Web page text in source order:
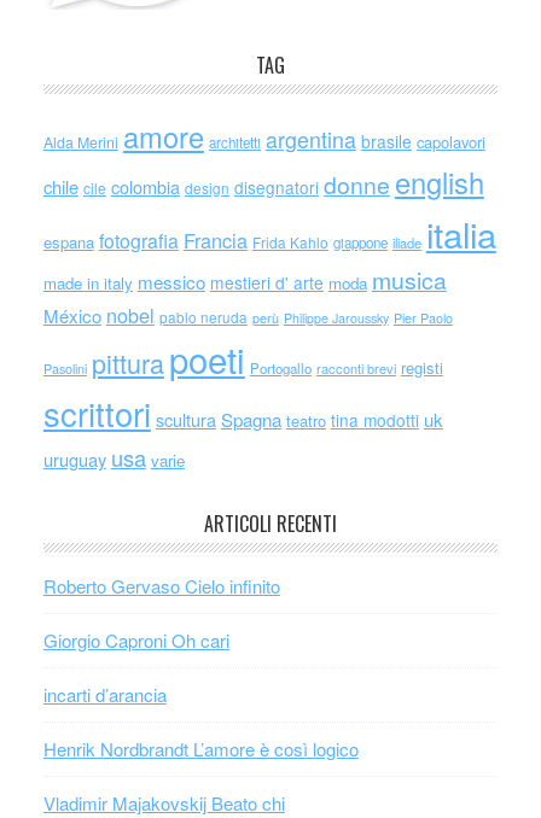
TAG
Alda Merini amore architetti argentina brasile capolavori
chile cile colombia design disegnatori donne english
espana fotografia Francia Frida Kahlo giappone iliade italia
made in italy messico mestieri d' arte moda musica
México nobel pablo neruda perù Philippe Jaroussky Pier Paolo
Pasolini pitturapoeti Portogallo racconti brevi registi
scrittori scultura Spagna teatro tina modotti uk
uruguay usa varie
ARTICOLI RECENTI
Roberto Gervaso Cielo infinito
Giorgio Caproni Oh cari
incarti d’arancia
Henrik Nordbrandt L’amore è così logico
Vladimir Majakovskij Beato chi